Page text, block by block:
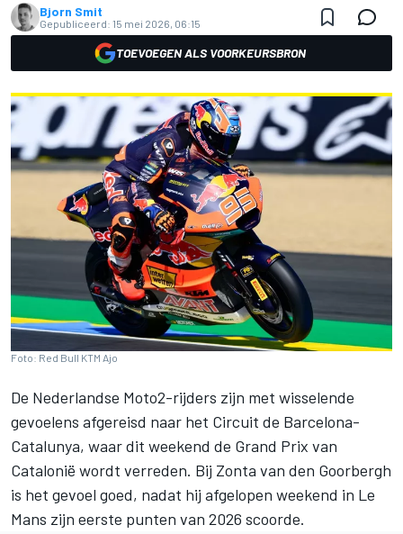
Bjorn Smit
Gepubliceerd: 15 mei 2026, 06:15
TOEVOEGEN ALS VOORKEURSBRON
Foto: Red Bull KTM Ajo
De Nederlandse Moto2-rijders zijn met wisselende
gevoelens afgereisd naar het Circuit de Barcelona-
Catalunya, waar dit weekend de Grand Prix van
Catalonië wordt verreden. Bij Zonta van den Goorbergh
is het gevoel goed, nadat hij afgelopen weekend in Le
Mans zijn eerste punten van 2026 scoorde.